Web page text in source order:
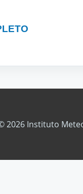
2026 Instituto